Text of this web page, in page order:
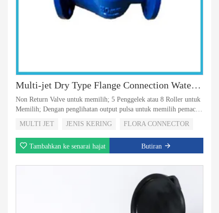
Multi-jet Dry Type Flange Connection Water Meter
Non Return Valve untuk memilih; 5 Penggelek atau 8 Roller untuk
Memilih; Dengan penglihatan output pulsa untuk memilih pemacu
MULTI JET JENIS KERING FLORA CONNECTOR
Tambahkan ke senarai hajat Butiran